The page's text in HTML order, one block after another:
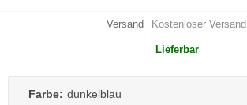
Versand Kostenloser Versand
Lieferbar
Farbe: dunkelblau